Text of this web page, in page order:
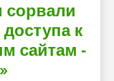
сорвали
к
сайтам -